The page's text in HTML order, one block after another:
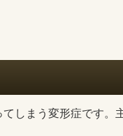
しまう変形症です。